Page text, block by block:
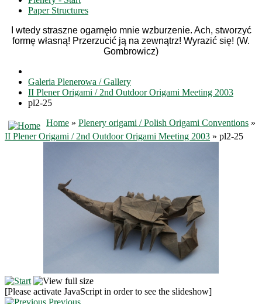
Paper Structures
I wtedy straszne ogarnęło mnie wzburzenie. Ach, stworzyć
formę własną! Przerzucić ją na zewnątrz! Wyrazić się! (W.
Gombrowicz)
Galeria Plenerowa / Gallery
II Plener Origami / 2nd Outdoor Origami Meeting 2003
pl2-25
Home » Plenery origami / Polish Origami Conventions »
II Plener Origami / 2nd Outdoor Origami Meeting 2003 » pl2-25
[Please activate JavaScript in order to see the slideshow]
Previous